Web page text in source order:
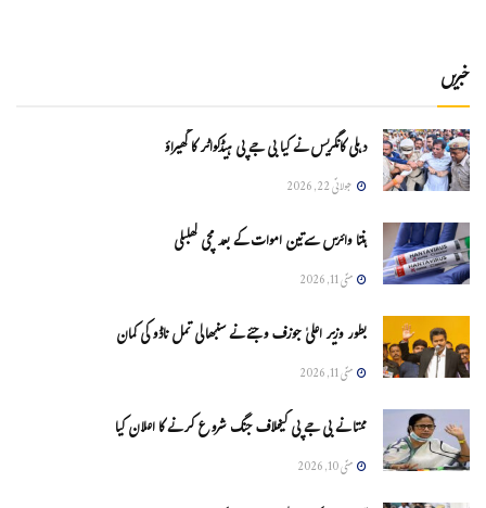
خبریں
دہلی کانگریس نے کیا بی جے پی ہیڈکواٹر کا گھیراؤ
جولائی 22, 2026
ہنتا وائرس سےتین اموات کے بعد مچی کھلبلی
مئی 11, 2026
بطور وزیر اعلیٰ جوزف وجئے نے سنبھالی تمل ناڈو کی کمان
مئی 11, 2026
ممتا نے بی جے پی کیخلاف جنگ شروع کرنے کا اعلان کیا
مئی 10, 2026